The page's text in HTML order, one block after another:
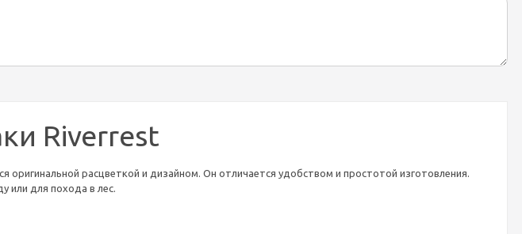
Riverrest
расцветкой и дизайном. Он отличается удобством и простотой изготовления.
или для похода в лес.